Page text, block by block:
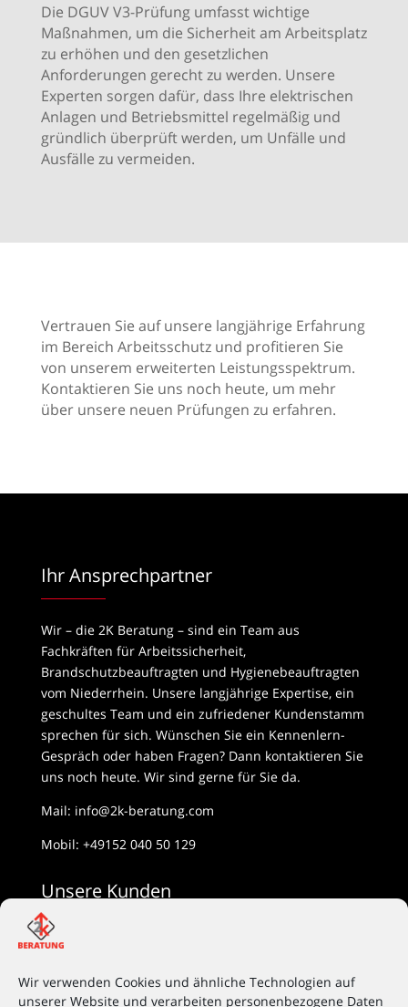
Wir verwenden Cookies und ähnliche Technologien auf
unserer Website und verarbeiten personenbezogene Daten
Die DGUV V3-Prüfung umfasst wichtige
Maßnahmen, um die Sicherheit am Arbeitsplatz
zu erhöhen und den gesetzlichen
Anforderungen gerecht zu werden. Unsere
Experten sorgen dafür, dass Ihre elektrischen
Anlagen und Betriebsmittel regelmäßig und
gründlich überprüft werden, um Unfälle und
Ausfälle zu vermeiden.
Vertrauen Sie auf unsere langjährige Erfahrung
im Bereich Arbeitsschutz und profitieren Sie
von unserem erweiterten Leistungsspektrum.
Kontaktieren Sie uns noch heute, um mehr
über unsere neuen Prüfungen zu erfahren.
Ihr Ansprechpartner
Wir – die 2K Beratung – sind ein Team aus
Fachkräften für Arbeitssicherheit,
Brandschutzbeauftragten und Hygienebeauftragten
vom Niederrhein. Unsere langjährige Expertise, ein
geschultes Team und ein zufriedener Kundenstamm
sprechen für sich. Wünschen Sie ein Kennenlern-
Gespräch oder haben Fragen? Dann kontaktieren Sie
uns noch heute. Wir sind gerne für Sie da.
Mail: info@2k-beratung.com
Mobil: +49152 040 50 129
Unsere Kunden
Unsere Kunden sind vorallem mittelständische
Stahlbau, Gartenbau, Handwerk und in der